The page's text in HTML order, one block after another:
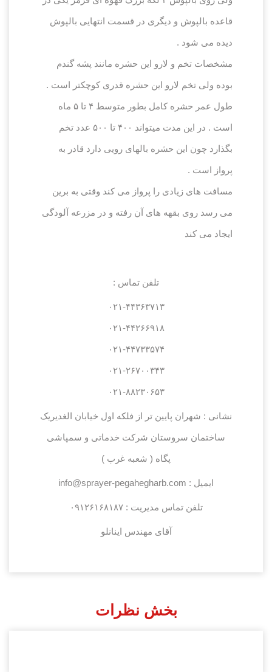
قاعده بالپوش و دیگری در قسمت انتهایی بالپوش
دیده می شود .
مشخصات تخم و لارو این حشره مانند پشه گندم
بوده ولی تخم لارو این حشره قدری کوچکتر است .
طول عمر حشره کامل بطور متوسط ۴ تا ۵ ماه
است . در این مدت میتواند ۴۰۰ تا ۵۰۰ عدد تخم
بگذارد چون این حشره بالهای رویی دارد قادر به
پرواز است .
مسافت های زیادی را پرواز می کند وقتی به برین
می رسد روی بقهه های آن رفته و در مزرعه آلودگی
ایجاد می کند
تلفن تماس :
۰۲۱-۴۴۳۶۳۷۱۳
۰۲۱-۴۴۲۶۶۹۱۸
۰۲۱-۴۴۷۳۳۵۷۴
۰۲۱-۲۶۷۰۰۳۴۳
۰۲۱-۸۸۲۳۰۶۵۳
نشانی : شهران پایین تر از فلکه اول خیابان الغدیریک
ساختمان سروستان شرکت خدماتی و سمپاشی
پگاه ( شعبه غرب )
ایمیل : info@sprayer-pegahegharb.com
تلفن تماس مدیریت :۰۹۱۲۶۱۶۸۱۸۷
آقای مهندس اینانلو
بخش نظرات